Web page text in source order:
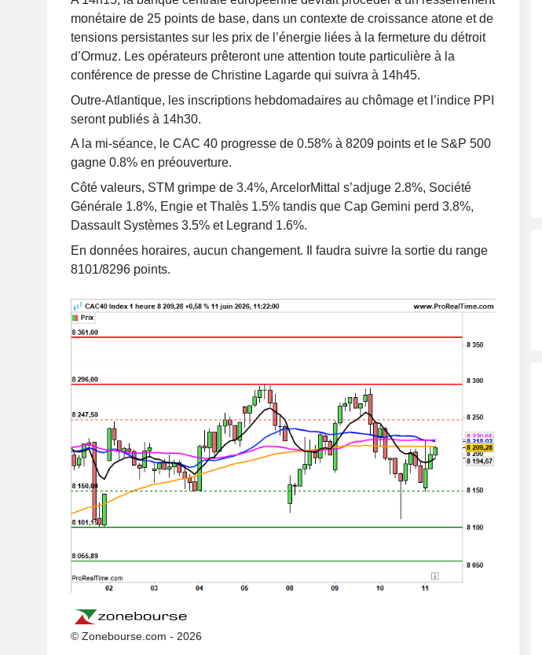
monétaire de 25 points de base, dans un contexte de croissance atone et de
tensions persistantes sur les prix de l’énergie liées à la fermeture du détroit
d’Ormuz. Les opérateurs prêteront une attention toute particulière à la
conférence de presse de Christine Lagarde qui suivra à 14h45.
Outre-Atlantique, les inscriptions hebdomadaires au chômage et l’indice PPI
seront publiés à 14h30.
A la mi-séance, le CAC 40 progresse de 0.58% à 8209 points et le S&P 500
gagne 0.8% en préouverture.
Côté valeurs, STM grimpe de 3.4%, ArcelorMittal s’adjuge 2.8%, Société
Générale 1.8%, Engie et Thalès 1.5% tandis que Cap Gemini perd 3.8%,
Dassault Systèmes 3.5% et Legrand 1.6%.
En données horaires, aucun changement. Il faudra suivre la sortie du range
8101/8296 points.
© Zonebourse.com - 2026